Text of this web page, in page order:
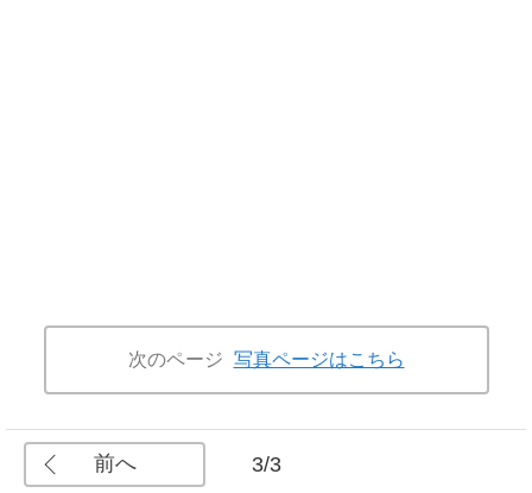
次のページ 写真ページはこちら
前へ 3/3